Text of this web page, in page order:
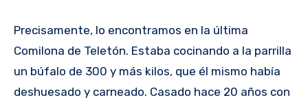
Precisamente, lo encontramos en la última
Comilona de Teletón. Estaba cocinando a la parrilla
un búfalo de 300 y más kilos, que él mismo había
deshuesado y carneado. Casado hace 20 años con